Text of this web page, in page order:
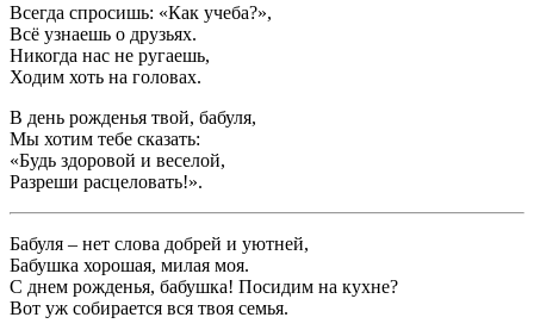
Всегда спросишь: «Как учеба?»,
Всё узнаешь о друзьях.
Никогда нас не ругаешь,
Ходим хоть на головах.
В день рожденья твой, бабуля,
Мы хотим тебе сказать:
«Будь здоровой и веселой,
Разреши расцеловать!».
Бабуля – нет слова добрей и уютней,
Бабушка хорошая, милая моя.
С днем рожденья, бабушка! Посидим на кухне?
Вот уж собирается вся твоя семья.